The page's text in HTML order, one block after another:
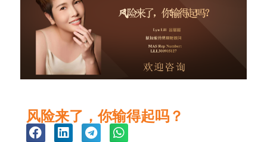
风险来了，你输得起吗？